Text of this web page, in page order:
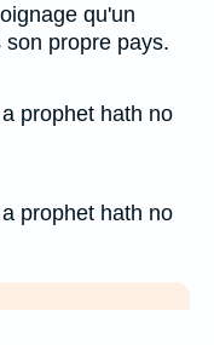
qu'un
propre pays.
prophet hath no
prophet hath no